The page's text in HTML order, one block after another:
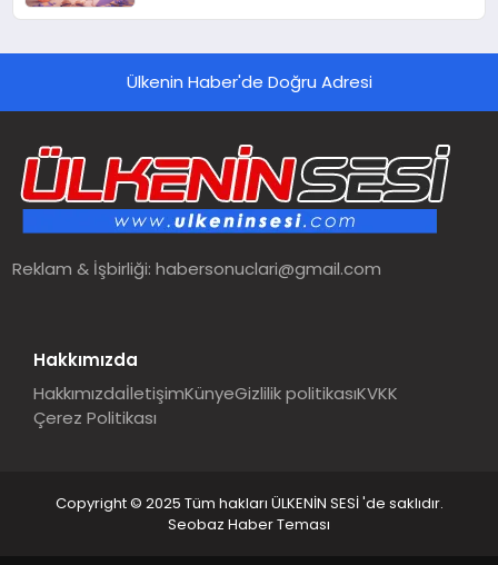
Ülkenin Haber'de Doğru Adresi
Reklam & İşbirliği:habersonuclari@gmail.com
Hakkımızda
HakkımızdaİletişimKünyeGizlilik politikasıKVKK
Çerez Politikası
Copyright © 2025 Tüm hakları ÜLKENİN SESİ 'de saklıdır.
Seobaz Haber Teması